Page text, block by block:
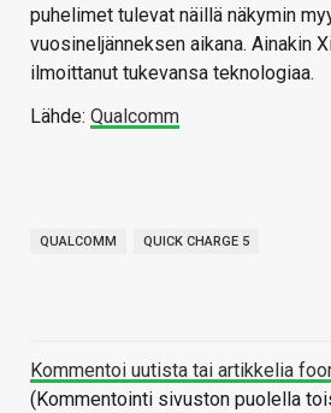
puhelimet tulevat näillä näkymin
vuosineljänneksen aikana. Ainakin
ilmoittanut tukevansa teknologiaa.
Lähde: Qualcomm
QUALCOMM QUICK CHARGE 5
Kommentoi uutista tai artikkelia
(Kommentointi sivuston puolella